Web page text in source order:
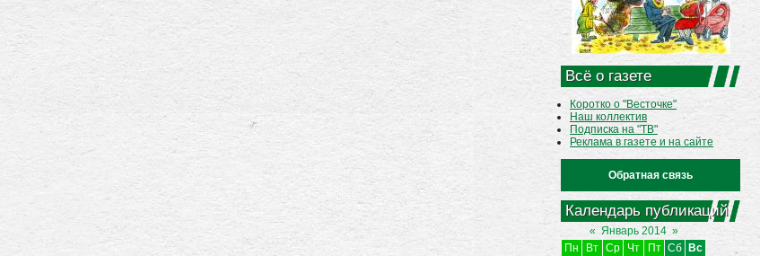
Всё о газете
Коротко о "Весточке"
Наш коллектив
Подписка на "ТВ"
Реклама в газете и на сайте
Обратная связь
Календарь публикаций
« Январь 2014 »
Пн
Вт Ср Чт Пт Сб
Вс